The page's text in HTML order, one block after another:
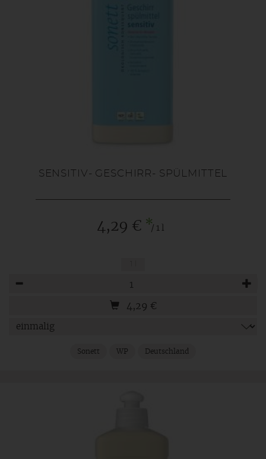
SENSITIV- GESCHIRR- SPÜLMITTEL
4,29 € */ 1 l
4,29 €
Sonett WP Deutschland